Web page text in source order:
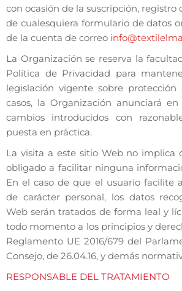
con ocasión de la suscripción,
de cualesquiera formulario de datos
de la cuenta de correo
La Organización se reserva la
Política de Privacidad para
legislación vigente sobre
casos, la Organización anunciará
cambios introducidos con
puesta en práctica.
La visita a este sitio Web no implica
obligado a facilitar ninguna
En el caso de que el usuario facilite
de carácter personal, los datos
Web serán tratados de forma leal y
todo momento a los principios y
Reglamento UE 2016/679 del
Consejo, de 26.04.16, y demás
RESPONSABLE DEL TRATAMIENTO